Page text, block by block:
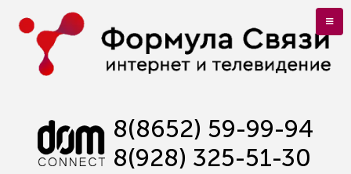
8(8652) 59-99-94
8(928) 325-51-30